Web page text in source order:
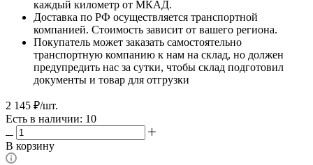
каждый километр от МКАД.
Доставка по РФ осуществляется транспортной
компанией. Стоимость зависит от вашего региона.
Покупатель может заказать самостоятельно
транспортную компанию к нам на склад, но должен
предупредить нас за сутки, чтобы склад подготовил
документы и товар для отгрузки
2 145 ₽/шт.
Есть в наличии: 10
В корзину